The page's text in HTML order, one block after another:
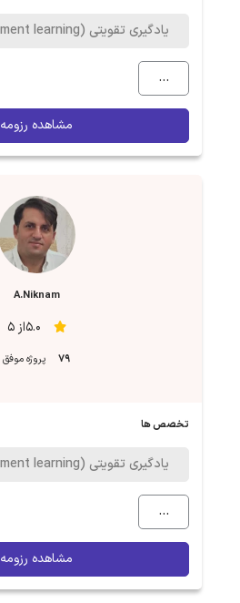
یادگیری تقویتی (Reinforcement learning)
...
مشاهده رزومه
A.Niknam
5.0از 5
79 پروژه موفق
تخصص ها
یادگیری تقویتی (Reinforcement learning)
...
مشاهده رزومه